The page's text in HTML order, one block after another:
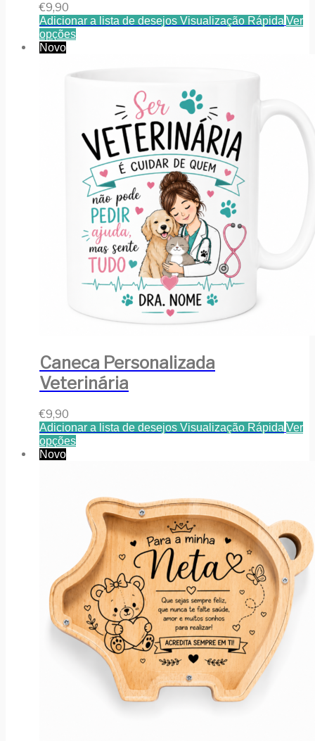
€9,90
Adicionar a lista de desejos Visualização Rápida Ver
opções
Novo
Caneca Personalizada
Veterinária
€9,90
Adicionar a lista de desejos Visualização Rápida Ver
opções
Novo